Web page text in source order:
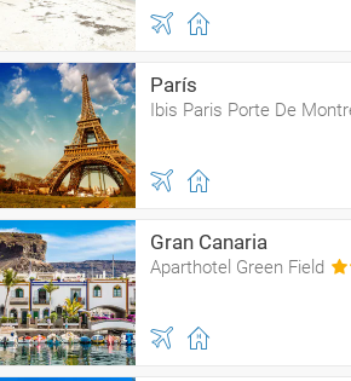
París
Ibis Paris Porte De
Gran Canaria
Aparthotel Green Field